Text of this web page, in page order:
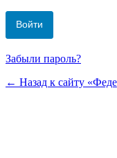
Забыли пароль?
← Назад к сайту